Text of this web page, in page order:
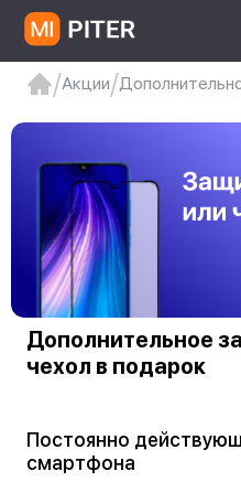
Акции
Дополнительное
чехол в подарок
Постоянно
смартфона